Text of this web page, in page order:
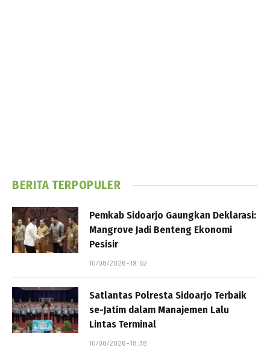
BERITA TERPOPULER
Pemkab Sidoarjo Gaungkan Deklarasi:
Mangrove Jadi Benteng Ekonomi
Pesisir
10/08/2026 - 19:52
Satlantas Polresta Sidoarjo Terbaik
se-Jatim dalam Manajemen Lalu
Lintas Terminal
10/08/2026 - 18:38